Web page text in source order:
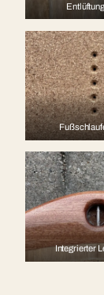
Integrierter